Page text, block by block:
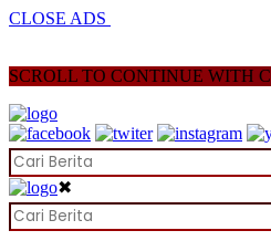
CLOSE ADS
SCROLL TO CONTINUE WITH
✖